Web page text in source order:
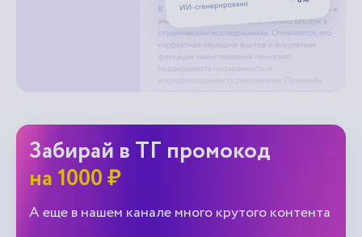
Забирай в ТГ промокод
на 1000 ₽
А еще в нашем канале много крутого контента